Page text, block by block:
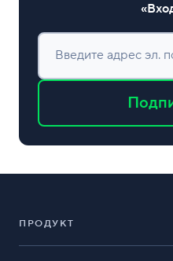
Введите адрес эл.
ПРОДУКТ